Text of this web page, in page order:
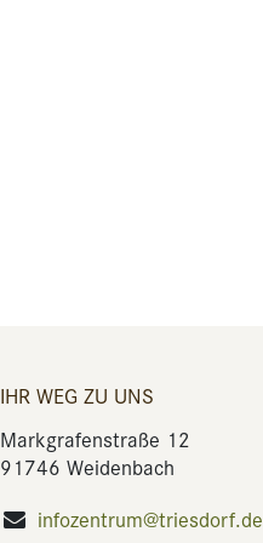
IHR WEG ZU UNS
Markgrafenstraße 12
91746 Weidenbach
infozentrum@triesdorf.de